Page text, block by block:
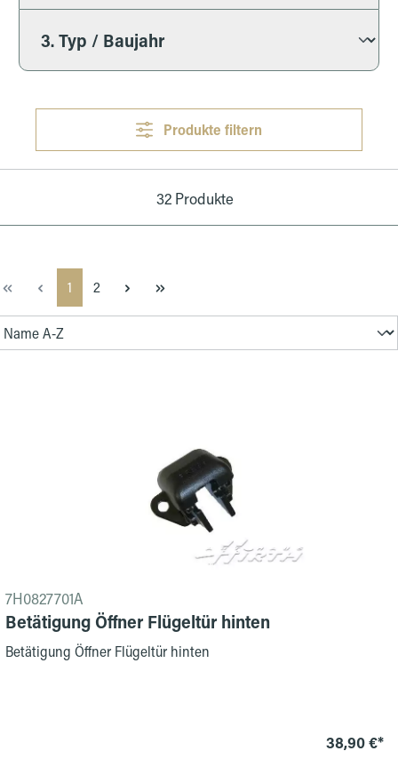
Produkte filtern
32 Produkte
Seite
1 Seite
2
7H0827701A
Betätigung Öffner Flügeltür hinten
Betätigung Öffner Flügeltür hinten
38,90 €*